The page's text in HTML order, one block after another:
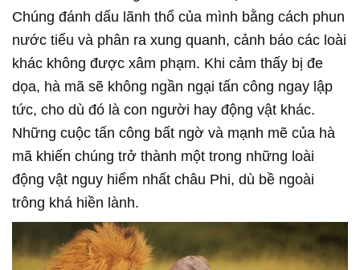
Chúng đánh dấu lãnh thổ của mình bằng cách phun
nước tiểu và phân ra xung quanh, cảnh báo các loài
khác không được xâm phạm. Khi cảm thấy bị đe
dọa, hà mã sẽ không ngần ngại tấn công ngay lập
tức, cho dù đó là con người hay động vật khác.
Những cuộc tấn công bất ngờ và mạnh mẽ của hà
mã khiến chúng trở thành một trong những loài
động vật nguy hiểm nhất châu Phi, dù bề ngoài
trông khá hiền lành.